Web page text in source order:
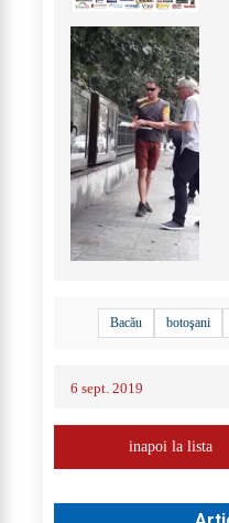
Bacău botoşani
6 sept. 2019
inapoi la lista